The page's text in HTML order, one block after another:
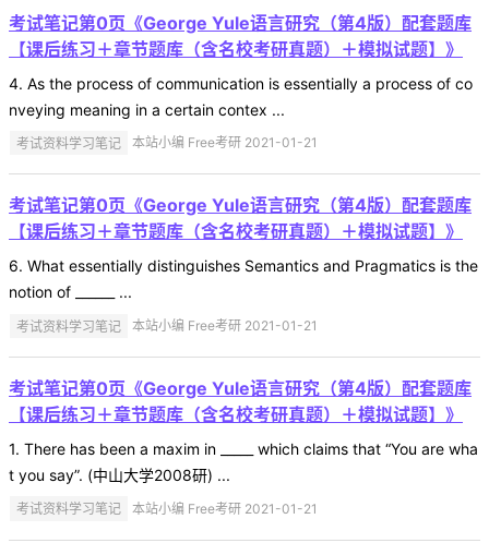
考试笔记第0页《George Yule语言研究（第4版）配套题库
【课后练习＋章节题库（含名校考研真题）＋模拟试题】》
4. As the process of communication is essentially a process of co
nveying meaning in a certain contex ...
考试资料学习笔记 本站小编 Free考研 2021-01-21
考试笔记第0页《George Yule语言研究（第4版）配套题库
【课后练习＋章节题库（含名校考研真题）＋模拟试题】》
6. What essentially distinguishes Semantics and Pragmatics is the
notion of ______ ...
考试资料学习笔记 本站小编 Free考研 2021-01-21
考试笔记第0页《George Yule语言研究（第4版）配套题库
【课后练习＋章节题库（含名校考研真题）＋模拟试题】》
1. There has been a maxim in _____ which claims that “You are wha
t you say”. (中山大学2008研) ...
考试资料学习笔记 本站小编 Free考研 2021-01-21